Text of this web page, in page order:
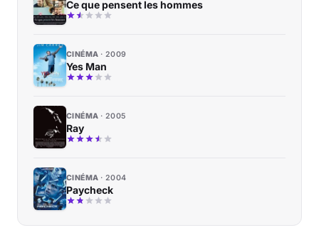
Ce que pensent les hommes
CINÉMA 2009
Yes Man
CINÉMA 2005
Ray
CINÉMA 2004
Paycheck